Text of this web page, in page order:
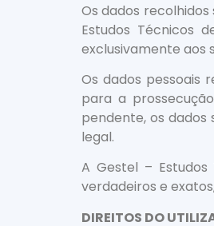
Os dados
Estudos Técnicos
exclusivamente aos
Os dados pessoais
para a
pendente, os
legal.
A Gestel –
verdadeiros e
DIREITOS DO